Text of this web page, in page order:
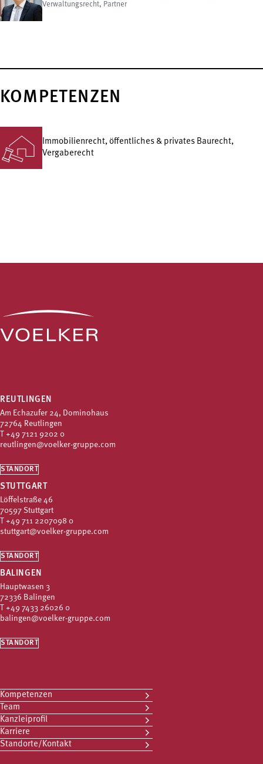
Verwaltungsrecht, Partner
KOMPETENZEN
Immobilienrecht, öffentliches & privates Baurecht,
Vergaberecht
REUTLINGEN
Am Echazufer 24, Dominohaus
72764 Reutlingen
T +49 7121 9202 0
reutlingen@voelker-gruppe.com
STANDORT
STUTTGART
Löffelstraße 46
70597 Stuttgart
T +49 711 2207098 0
stuttgart@voelker-gruppe.com
STANDORT
BALINGEN
Hauptwasen 3
72336 Balingen
T +49 7433 26026 0
balingen@voelker-gruppe.com
STANDORT
Kompetenzen
Team
Kanzleiprofil
Karriere
Standorte/Kontakt